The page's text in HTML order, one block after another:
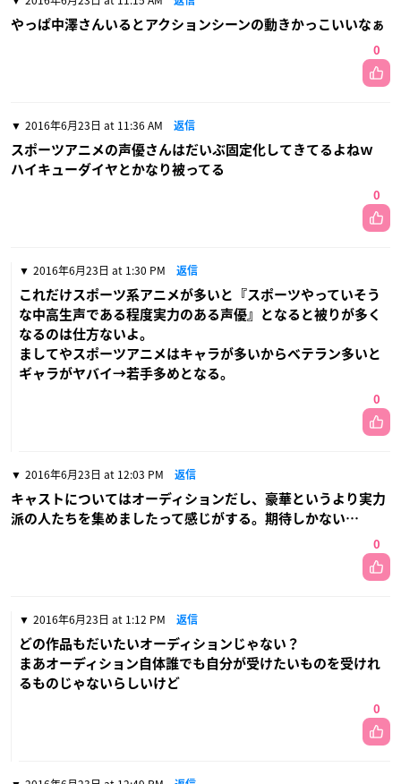
やっぱ中澤さんいるとアクションシーンの動きかっこいいなぁ
0
2016年6月23日 at 11:36 AM 返信
スポーツアニメの声優さんはだいぶ固定化してきてるよねｗ
ハイキューダイヤとかなり被ってる
0
2016年6月23日 at 1:30 PM 返信
これだけスポーツ系アニメが多いと『スポーツやっていそう
な中高生声である程度実力のある声優』となると被りが多く
なるのは仕方ないよ。
ましてやスポーツアニメはキャラが多いからベテラン多いと
ギャラがヤバイ→若手多めとなる。
0
2016年6月23日 at 12:03 PM 返信
キャストについてはオーディションだし、豪華というより実力
派の人たちを集めましたって感じがする。期待しかない…
0
2016年6月23日 at 1:12 PM 返信
どの作品もだいたいオーディションじゃない？
まあオーディション自体誰でも自分が受けたいものを受けれ
るものじゃないらしいけど
0